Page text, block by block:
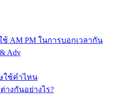
AM PM ในการบอกเวลากัน
Adv
ใช้คำไหน
งกันอย่างไร?